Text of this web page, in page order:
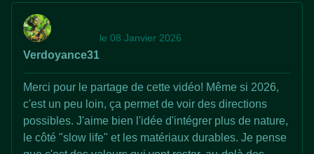
Verdoyance31
le 08 Janvier 2026
Merci pour le partage de cette vidéo! Même si 2026,
c'est un peu loin, ça permet de voir des directions
possibles. J'aime bien l'idée d'intégrer plus de nature,
le côté "slow life" et les matériaux durables. Je pense